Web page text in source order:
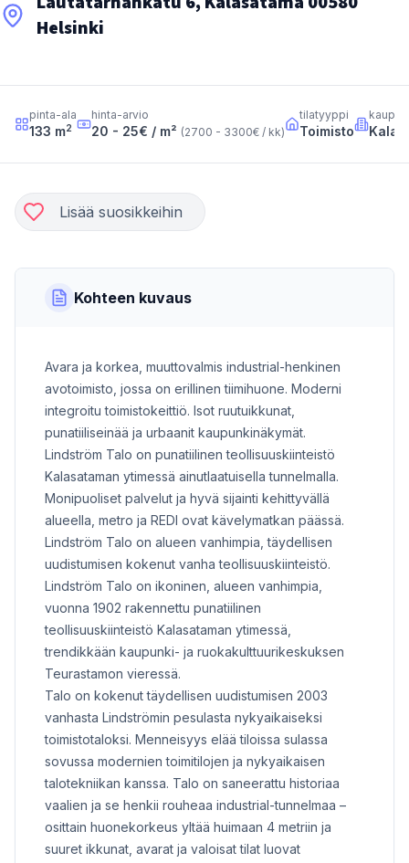
Helsinki
pinta-ala
133 m2
hinta-arvio
20 - 25€ / m² (2700 - 3300€ / kk)
tilatyyppi
Toimisto
Lisää suosikkeihin
Kohteen kuvaus
Avara ja korkea, muuttovalmis industrial-henkinen
avotoimisto, jossa on erillinen tiimihuone. Moderni
integroitu toimistokeittiö. Isot ruutuikkunat,
punatiiliseinää ja urbaanit kaupunkinäkymät.
Lindström Talo on punatiilinen teollisuuskiinteistö
Kalasataman ytimessä ainutlaatuisella tunnelmalla.
Monipuoliset palvelut ja hyvä sijainti kehittyvällä
alueella, metro ja REDI ovat kävelymatkan päässä.
Lindström Talo on alueen vanhimpia, täydellisen
uudistumisen kokenut vanha teollisuuskiinteistö.
Lindström Talo on ikoninen, alueen vanhimpia,
vuonna 1902 rakennettu punatiilinen
teollisuuskiinteistö Kalasataman ytimessä,
trendikkään kaupunki- ja ruokakulttuurikeskuksen
Teurastamon vieressä.
Talo on kokenut täydellisen uudistumisen 2003
vanhasta Lindströmin pesulasta nykyaikaiseksi
toimistotaloksi. Menneisyys elää tiloissa sulassa
sovussa modernien toimitilojen ja nykyaikaisen
talotekniikan kanssa. Talo on saneerattu historiaa
vaalien ja se henkii rouheaa industrial-tunnelmaa –
osittain huonekorkeus yltää huimaan 4 metriin ja
suuret ikkunat, avarat ja valoisat tilat luovat